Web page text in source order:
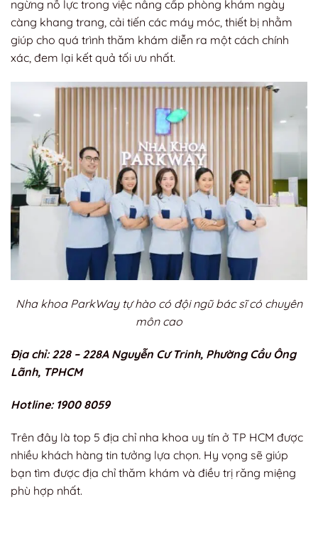
ngừng nỗ lực trong việc nâng cấp phòng khám ngày
càng khang trang, cải tiến các máy móc, thiết bị nhằm
giúp cho quá trình thăm khám diễn ra một cách chính
xác, đem lại kết quả tối ưu nhất.
Nha khoa ParkWay tự hào có đội ngũ bác sĩ có chuyên
môn cao
Địa chỉ: 228 – 228A Nguyễn Cư Trinh, Phường Cầu Ông
Lãnh, TPHCM
Hotline: 1900 8059
Trên đây là top 5 địa chỉ nha khoa uy tín ở TP HCM được
nhiều khách hàng tin tưởng lựa chọn. Hy vọng sẽ giúp
bạn tìm được địa chỉ thăm khám và điều trị răng miệng
phù hợp nhất.